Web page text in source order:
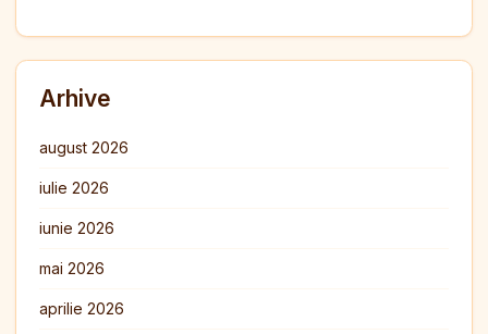
Arhive
august 2026
iulie 2026
iunie 2026
mai 2026
aprilie 2026